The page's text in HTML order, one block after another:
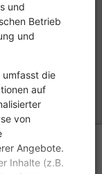
und
Betrieb
und
umfasst die
auf
von
Angebote.
Inhalte (z.B.